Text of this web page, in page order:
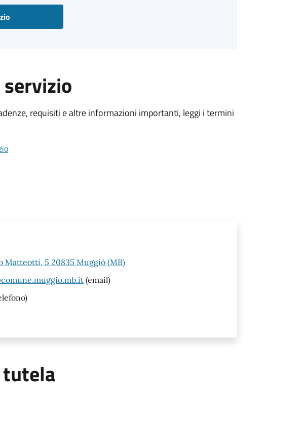
requisiti e altre informazioni importanti, leggi i termini
Matteotti, 5 20835 Muggiò (MB)
(email)